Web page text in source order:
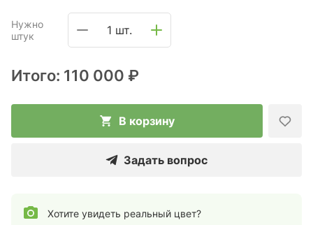
Нужно
штук
1 шт.
Итого: 110 000 ₽
В корзину
Задать вопрос
Хотите увидеть реальный цвет?